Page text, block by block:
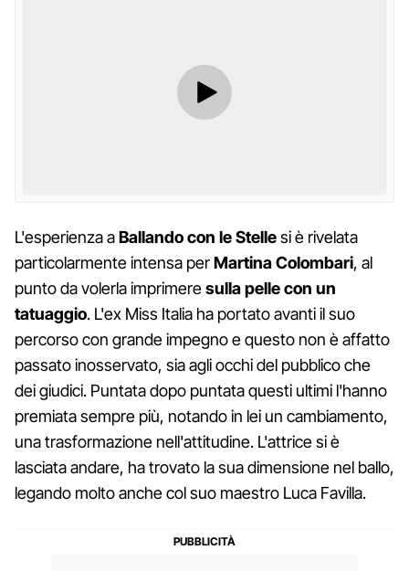
L'esperienza aBallando con le Stellesi è rivelata
particolarmente intensa perMartina Colombari, al
punto da volerla imprimeresulla pelle con un
tatuaggio. L'ex Miss Italia ha portato avanti il suo
percorso con grande impegno e questo non è affatto
passato inosservato, sia agli occhi del pubblico che
dei giudici. Puntata dopo puntata questi ultimi l'hanno
premiata sempre più, notando in lei un cambiamento,
una trasformazione nell'attitudine. L'attrice si è
lasciata andare, ha trovato la sua dimensione nel ballo,
legando molto anche col suo maestro Luca Favilla.